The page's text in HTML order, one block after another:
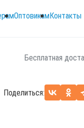
ОптовикамКонтакты
По вопросам
Бесплатная
Поделиться: